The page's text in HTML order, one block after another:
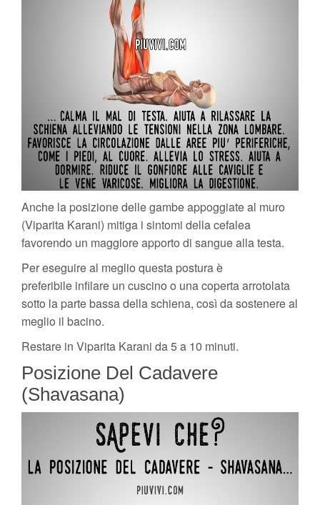
Anche la posizione delle gambe appoggiate al muro
(Viparita Karani) mitiga i sintomi della cefalea
favorendo un maggiore apporto di sangue alla testa.
Per eseguire al meglio questa postura è
preferibile infilare un cuscino o una coperta arrotolata
sotto la parte bassa della schiena, così da sostenere al
meglio il bacino.
Restare in Viparita Karani da 5 a 10 minuti.
Posizione Del Cadavere
(Shavasana)